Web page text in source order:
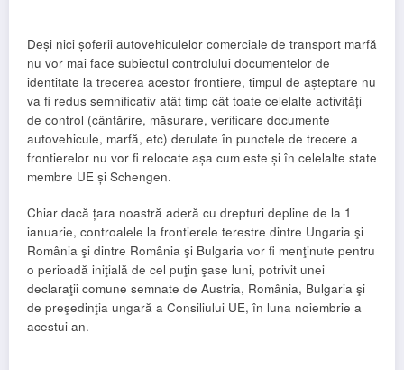
Deși nici șoferii autovehiculelor comerciale de transport marfă
nu vor mai face subiectul controlului documentelor de
identitate la trecerea acestor frontiere, timpul de așteptare nu
va fi redus semnificativ atât timp cât toate celelalte activități
de control (cântărire, măsurare, verificare documente
autovehicule, marfă, etc) derulate în punctele de trecere a
frontierelor nu vor fi relocate așa cum este și în celelalte state
membre UE și Schengen.
Chiar dacă țara noastră aderă cu drepturi depline de la 1
ianuarie, controalele la frontierele terestre dintre Ungaria şi
România şi dintre România şi Bulgaria vor fi menţinute pentru
o perioadă iniţială de cel puţin şase luni, potrivit unei
declaraţii comune semnate de Austria, România, Bulgaria şi
de preşedinţia ungară a Consiliului UE, în luna noiembrie a
acestui an.